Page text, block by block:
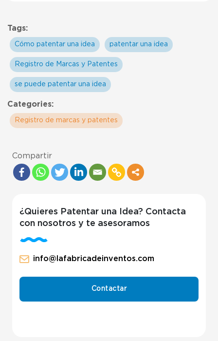
Tags:
Cómo patentar una idea patentar una idea
Registro de Marcas y Patentes
se puede patentar una idea
Categories:
Registro de marcas y patentes
Compartir
¿Quieres Patentar una Idea? Contacta
con nosotros y te asesoramos
info@lafabricadeinventos.com
Contactar